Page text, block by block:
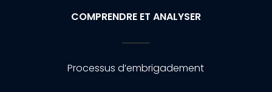
COMPRENDRE ET ANALYSER
Processus d’embrigadement